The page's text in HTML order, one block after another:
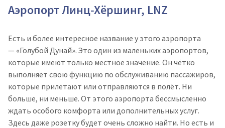
Аэропорт Линц-Хёршинг, LNZ
Есть и более интересное название у этого аэропорта
— «Голубой Дунай». Это один из маленьких аэропортов,
которые имеют только местное значение. Он чётко
выполняет свою функцию по обслуживанию пассажиров,
которые прилетают или отправляются в полёт. Ни
больше, ни меньше. От этого аэропорта бессмысленно
ждать особого комфорта или дополнительных услуг.
Здесь даже розетку будет очень сложно найти. Но есть и